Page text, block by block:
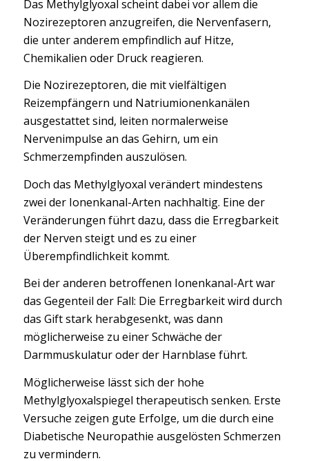
Das Methylglyoxal scheint dabei vor allem die
Nozirezeptoren anzugreifen, die Nervenfasern,
die unter anderem empfindlich auf Hitze,
Chemikalien oder Druck reagieren.
Die Nozirezeptoren, die mit vielfältigen
Reizempfängern und Natriumionenkanälen
ausgestattet sind, leiten normalerweise
Nervenimpulse an das Gehirn, um ein
Schmerzempfinden auszulösen.
Doch das Methylglyoxal verändert mindestens
zwei der Ionenkanal-Arten nachhaltig. Eine der
Veränderungen führt dazu, dass die Erregbarkeit
der Nerven steigt und es zu einer
Überempfindlichkeit kommt.
Bei der anderen betroffenen Ionenkanal-Art war
das Gegenteil der Fall: Die Erregbarkeit wird durch
das Gift stark herabgesenkt, was dann
möglicherweise zu einer Schwäche der
Darmmuskulatur oder der Harnblase führt.
Möglicherweise lässt sich der hohe
Methylglyoxalspiegel therapeutisch senken. Erste
Versuche zeigen gute Erfolge, um die durch eine
Diabetische Neuropathie ausgelösten Schmerzen
zu vermindern.